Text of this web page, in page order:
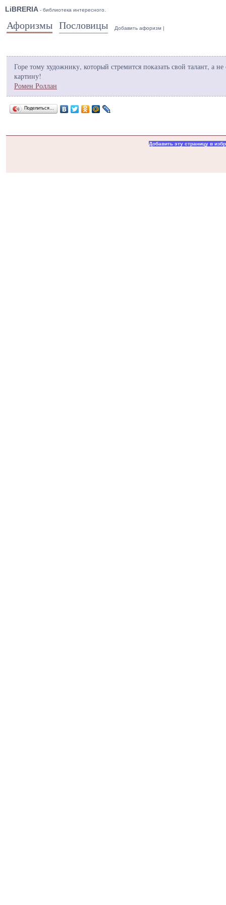
LiBRERIA - библиотека интересного.
Афоризмы Пословицы Добавить афоризм |
Горе тому художнику, который стремится показать свой талант, а
картину!
Ромен Роллан
Поделиться…
Добавить эту страницу в